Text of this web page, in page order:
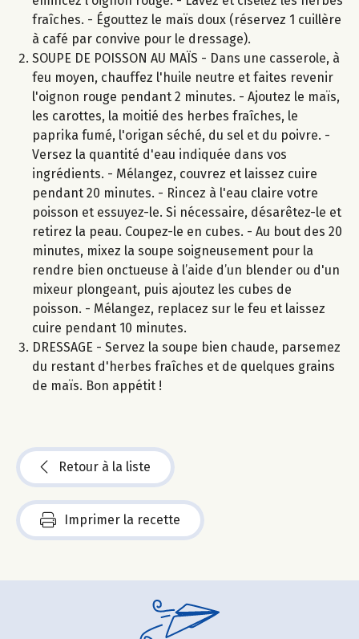
fraîches. - Égouttez le maïs doux (réservez 1 cuillère
à café par convive pour le dressage).
SOUPE DE POISSON AU MAÏS - Dans une casserole, à
feu moyen, chauffez l'huile neutre et faites revenir
l'oignon rouge pendant 2 minutes. - Ajoutez le maïs,
les carottes, la moitié des herbes fraîches, le
paprika fumé, l'origan séché, du sel et du poivre. -
Versez la quantité d'eau indiquée dans vos
ingrédients. - Mélangez, couvrez et laissez cuire
pendant 20 minutes. - Rincez à l'eau claire votre
poisson et essuyez-le. Si nécessaire, désarêtez-le et
retirez la peau. Coupez-le en cubes. - Au bout des 20
minutes, mixez la soupe soigneusement pour la
rendre bien onctueuse à l’aide d’un blender ou d'un
mixeur plongeant, puis ajoutez les cubes de
poisson. - Mélangez, replacez sur le feu et laissez
cuire pendant 10 minutes.
DRESSAGE - Servez la soupe bien chaude, parsemez
du restant d'herbes fraîches et de quelques grains
de maïs. Bon appétit !
Retour à la liste
Imprimer la recette